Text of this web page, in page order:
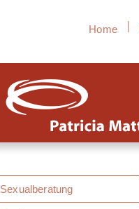
Home
Sexualberatung